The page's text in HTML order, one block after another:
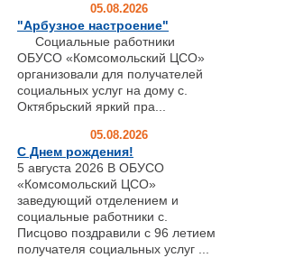
05.08.2026
"Арбузное настроение"
Социальные работники
ОБУСО «Комсомольский ЦСО»
организовали для получателей
социальных услуг на дому с.
Октябрьский яркий пра...
05.08.2026
С Днем рождения!
5 августа 2026 В ОБУСО
«Комсомольский ЦСО»
заведующий отделением и
социальные работники с.
Писцово поздравили с 96 летием
получателя социальных услуг ...